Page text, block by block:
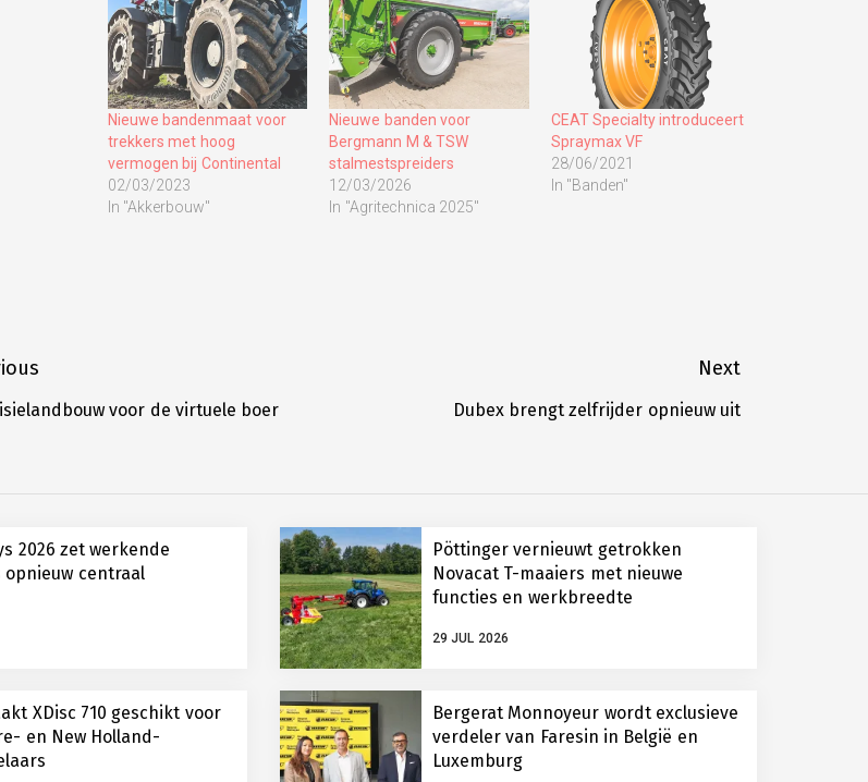
Nieuwe bandenmaat voor
trekkers met hoog
vermogen bij Continental
02/03/2023
In "Akkerbouw"
Nieuwe banden voor
Bergmann M & TSW
stalmestspreiders
12/03/2026
In "Agritechnica 2025"
CEAT Specialty introduceert
Spraymax VF
28/06/2021
In "Banden"
flotation ,
voor de virtuele boer
Next
Next
Dubex brengt zelfrijder opnieuw uit
2026 zet werkende
opnieuw centraal
Pöttinger vernieuwt getrokken
Novacat T-maaiers met nieuwe
functies en werkbreedte
29 JUL 2026
XDisc 710 geschikt voor
en New Holland-
Bergerat Monnoyeur wordt exclusieve
verdeler van Faresin in België en
Luxemburg